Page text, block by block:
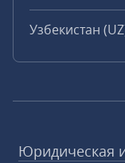
Узбекистан
Юридическая